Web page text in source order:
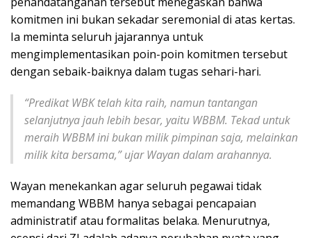
komitmen ini bukan sekadar seremonial di atas kertas.
Ia meminta seluruh jajarannya untuk
mengimplementasikan poin-poin komitmen tersebut
dengan sebaik-baiknya dalam tugas sehari-hari.
“Predikat WBK telah kita raih, namun tantangan
selanjutnya jauh lebih besar, yaitu WBBM. Tekad untuk
meraih WBBM ini bukan milik pimpinan saja, melainkan
milik kita bersama,” ujar Wayan dalam arahannya.
Wayan menekankan agar seluruh pegawai tidak
memandang WBBM hanya sebagai pencapaian
administratif atau formalitas belaka. Menurutnya,